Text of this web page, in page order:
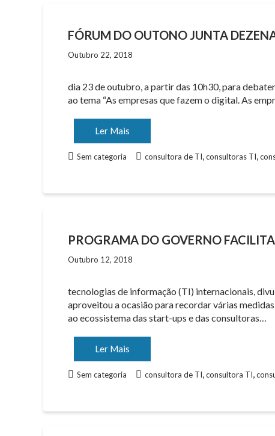
FÓRUM DO OUTONO JUNTA
Outubro 22, 2018
dia 23 de outubro, a partir das 10h30, para
ao tema “As empresas que fazem o digital. As
Ler Mais
Sem categoria consultora de TI,consultoras TI,
PROGRAMA DO GOVERNO
Outubro 12, 2018
tecnologias de informação (TI) internacionais,
aproveitou a ocasião para recordar várias
ao ecossistema das start-ups e das consultoras…
Ler Mais
Sem categoria consultora de TI,consultora TI,